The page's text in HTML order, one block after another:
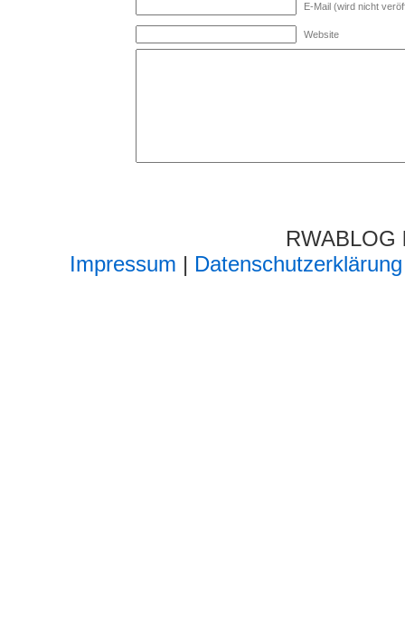
E-Mail (wird nicht
Website
Impressum | Datenschutzerklärung